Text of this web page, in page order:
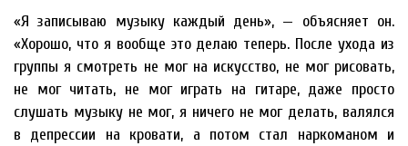
«Я записываю музыку каждый день», — объясняет он.
«Хорошо, что я вообще это делаю теперь. После ухода из
группы я смотреть не мог на искусство, не мог рисовать,
не мог читать, не мог играть на гитаре, даже просто
слушать музыку не мог, я ничего не мог делать, валялся
в депрессии на кровати, а потом стал наркоманом и